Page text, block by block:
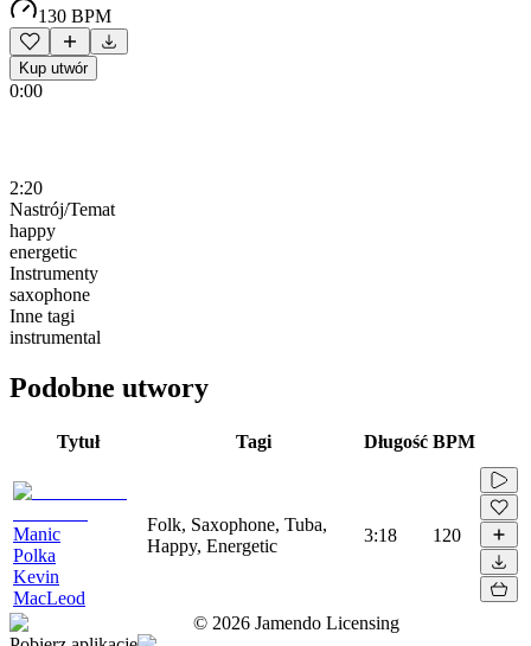
130 BPM
Kup utwór
0:00
2:20
Nastrój/Temat
happy
energetic
Instrumenty
saxophone
Inne tagi
instrumental
Podobne utwory
Tytuł Tagi Długość BPM
Manic
Polka
Kevin
MacLeod
Folk, Saxophone, Tuba,
Happy, Energetic
3:18 120
© 2026 Jamendo Licensing